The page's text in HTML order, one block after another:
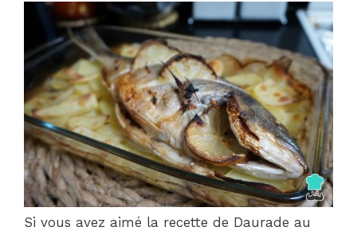
Si vous avez aimé la recette de Daurade au